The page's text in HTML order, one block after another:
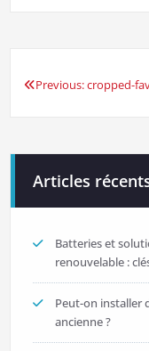
Navigation
l’article
Previous:cropped-
Articles
Batteries et
renouvelable :
Peut-on installer
ancienne ?